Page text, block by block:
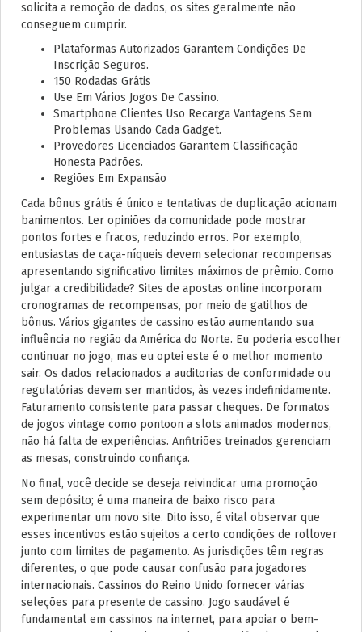
solicita a remoção de dados, os sites geralmente não
conseguem cumprir.
Plataformas Autorizados Garantem Condições De
Inscrição Seguros.
150 Rodadas Grátis
Use Em Vários Jogos De Cassino.
Smartphone Clientes Uso Recarga Vantagens Sem
Problemas Usando Cada Gadget.
Provedores Licenciados Garantem Classificação
Honesta Padrões.
Regiões Em Expansão
Cada bônus grátis é único e tentativas de duplicação acionam
banimentos. Ler opiniões da comunidade pode mostrar
pontos fortes e fracos, reduzindo erros. Por exemplo,
entusiastas de caça-níqueis devem selecionar recompensas
apresentando significativo limites máximos de prêmio. Como
julgar a credibilidade? Sites de apostas online incorporam
cronogramas de recompensas, por meio de gatilhos de
bônus. Vários gigantes de cassino estão aumentando sua
influência no região da América do Norte. Eu poderia escolher
continuar no jogo, mas eu optei este é o melhor momento
sair. Os dados relacionados a auditorias de conformidade ou
regulatórias devem ser mantidos, às vezes indefinidamente.
Faturamento consistente para passar cheques. De formatos
de jogos vintage como pontoon a slots animados modernos,
não há falta de experiências. Anfitriões treinados gerenciam
as mesas, construindo confiança.
No final, você decide se deseja reivindicar uma promoção
sem depósito; é uma maneira de baixo risco para
experimentar um novo site. Dito isso, é vital observar que
esses incentivos estão sujeitos a certo condições de rollover
junto com limites de pagamento. As jurisdições têm regras
diferentes, o que pode causar confusão para jogadores
internacionais. Cassinos do Reino Unido fornecer várias
seleções para presente de cassino. Jogo saudável é
fundamental em cassinos na internet, para apoiar o bem-